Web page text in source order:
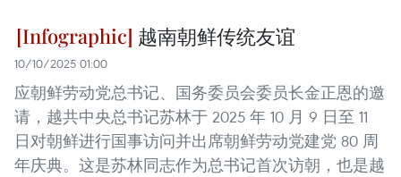
越南朝鲜传统友谊
10/10/2025 01:00
应朝鲜劳动党总书记、国务委员会委员长金正恩的邀
请，越共中央总书记苏林于 2025 年 10 月 9 日至 11
日对朝鲜进行国事访问并出席朝鲜劳动党建党 80 周
年庆典。这是苏林同志作为总书记首次访朝，也是越